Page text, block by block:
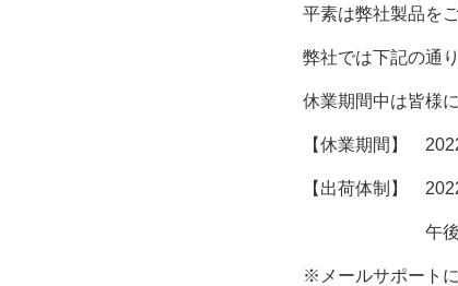
平素は弊社製品を
弊社では下記の通
休業期間中は皆様
【休業期間】
【出荷体制】
午後にご注文
※メールサポート